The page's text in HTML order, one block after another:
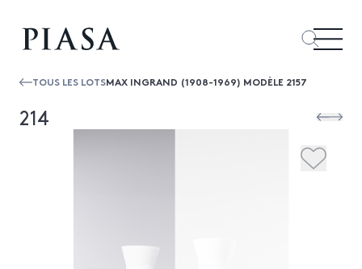
TOUS LES LOTSMAX INGRAND (1908-1969) MODÈLE 2157
214